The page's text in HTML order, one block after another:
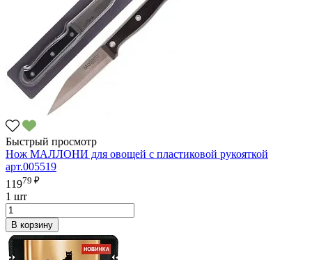
Быстрый просмотр
Нож МАЛЛОНИ для овощей с пластиковой рукояткой
арт.005519
11979 ₽
1 шт
В корзину